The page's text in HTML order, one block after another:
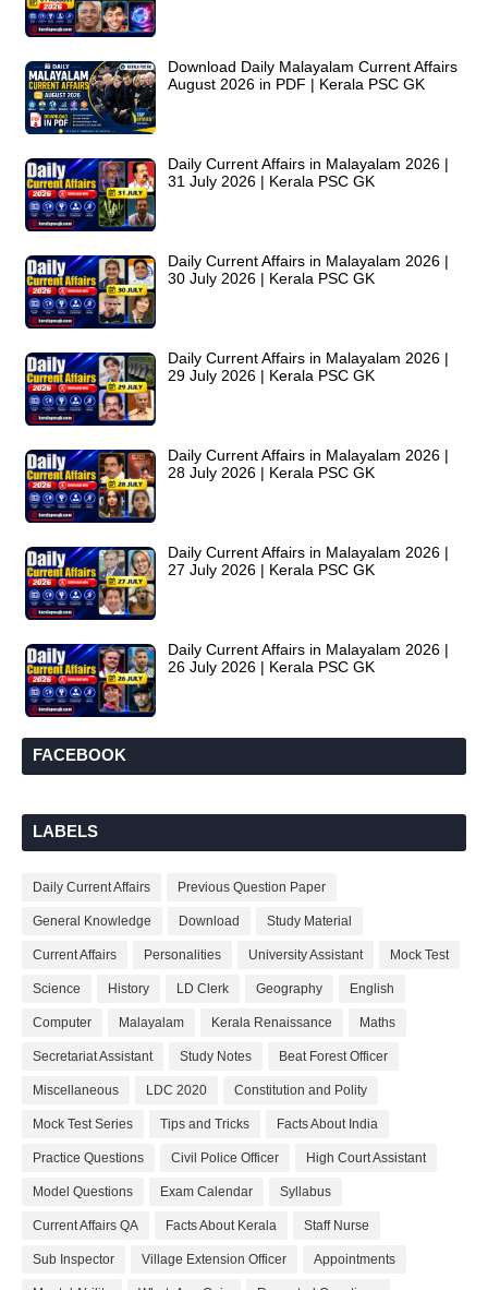
Download Daily Malayalam Current Affairs
August 2026 in PDF | Kerala PSC GK
Daily Current Affairs in Malayalam 2026 |
31 July 2026 | Kerala PSC GK
Daily Current Affairs in Malayalam 2026 |
30 July 2026 | Kerala PSC GK
Daily Current Affairs in Malayalam 2026 |
29 July 2026 | Kerala PSC GK
Daily Current Affairs in Malayalam 2026 |
28 July 2026 | Kerala PSC GK
Daily Current Affairs in Malayalam 2026 |
27 July 2026 | Kerala PSC GK
Daily Current Affairs in Malayalam 2026 |
26 July 2026 | Kerala PSC GK
FACEBOOK
LABELS
Daily Current Affairs Previous Question Paper
General Knowledge Download Study Material
Current Affairs Personalities University Assistant Mock Test
Science History LD Clerk Geography English
Computer Malayalam Kerala Renaissance Maths
Secretariat Assistant Study Notes Beat Forest Officer
Miscellaneous LDC 2020 Constitution and Polity
Mock Test Series Tips and Tricks Facts About India
Practice Questions Civil Police Officer High Court Assistant
Model Questions Exam Calendar Syllabus
Current Affairs QA Facts About Kerala Staff Nurse
Sub Inspector Village Extension Officer Appointments